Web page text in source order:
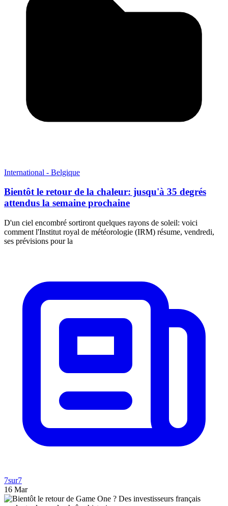
International - Belgique
Bientôt le retour de la chaleur: jusqu'à 35 degrés
attendus la semaine prochaine
D'un ciel encombré sortiront quelques rayons de soleil: voici
comment l'Institut royal de météorologie (IRM) résume, vendredi,
ses prévisions pour la
7sur7
16 Mar